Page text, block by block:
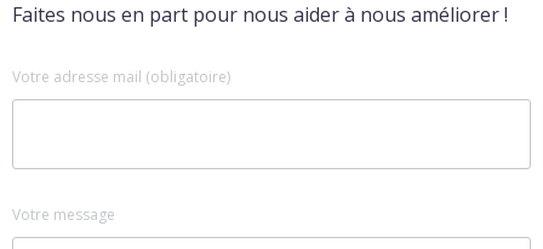
Faites nous en part pour nous aider à nous améliorer !
Votre adresse mail (obligatoire)
Votre message